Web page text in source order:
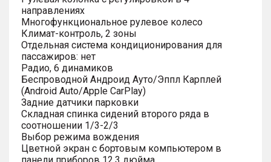
направлениях
Многофункциональное рулевое колесо
Климат-контроль, 2 зоны
Отдельная система кондиционирования для
пассажиров: нет
Радио, 6 динамиков
Беспроводной Андроид Ауто/Эппл Карплей
(Android Auto/Apple CarPlay)
Задние датчики парковки
Складная спинка сидений второго ряда в
соотношении 1/3-2/3
Выбор режима вождения
Цветной экран с бортовым компьютером в
панели приборов 12.3 дюйма